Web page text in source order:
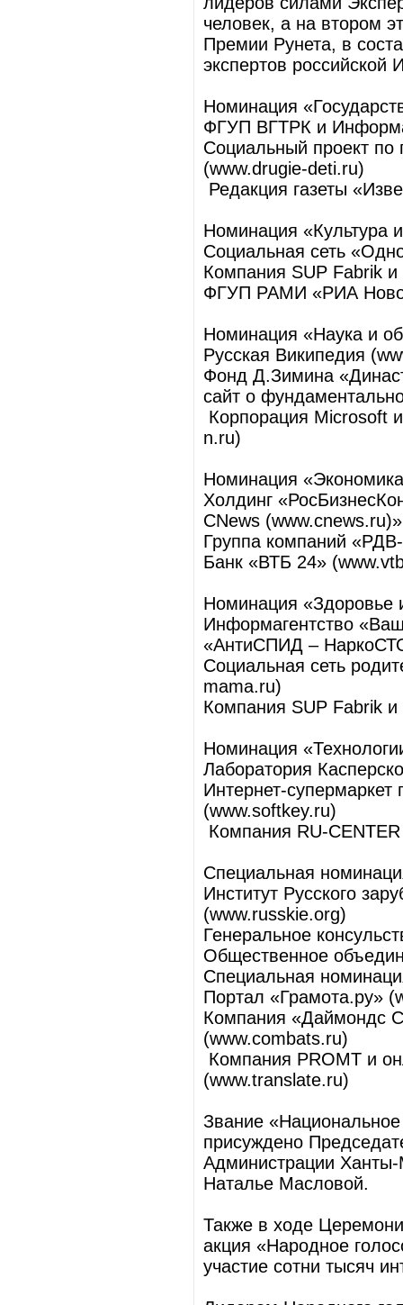
человек, а на втором
Премии Рунета, в
экспертов российской
Номинация
ФГУП ВГТРК и
Социальный проект по
(www.drugie-deti.ru)
Редакция газеты
Номинация «Культура
Социальная сеть
Компания SUP Fabrik
ФГУП РАМИ «РИА
Номинация «Наука и
Русская Википедия
Фонд Д.Зимина
сайт о
Корпорация Microsoft
n.ru)
Номинация
Холдинг
CNews (www.cnews.ru)»
Группа компаний
Банк «ВТБ 24»
Номинация «Здоровье
Информагентство
«АнтиСПИД –
Социальная сеть
mama.ru)
Компания SUP Fabrik и
Номинация
Лаборатория
Интернет-
(www.softkey.ru)
Компания RU-
Специальная
Институт Русского
(www.russkie.org)
Генеральное
Общественное
Специальная
Портал «Грамота.ру»
Компания «Даймондс
(www.combats.ru)
Компания PROMT и
(www.translate.ru)
Звание «Национальное
присуждено
Администрации Ханты-
Наталье Масловой.
Также в ходе
акция «Народное
участие сотни тысяч